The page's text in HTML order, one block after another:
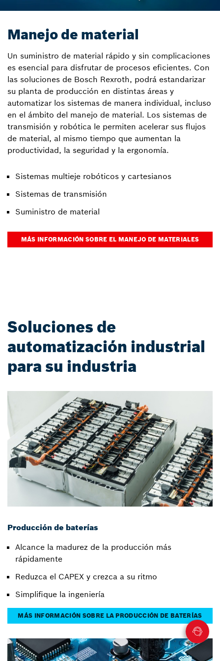
Manejo de material
Un suministro de material rápido y sin complicaciones
es esencial para disfrutar de procesos eficientes. Con
las soluciones de Bosch Rexroth, podrá estandarizar
su planta de producción en distintas áreas y
automatizar los sistemas de manera individual, incluso
en el ámbito del manejo de material. Los sistemas de
transmisión y robótica le permiten acelerar sus flujos
de material, al mismo tiempo que aumentan la
productividad, la seguridad y la ergonomía.
Sistemas multieje robóticos y cartesianos
Sistemas de transmisión
Suministro de material
MÁS INFORMACIÓN SOBRE EL MANEJO DE MATERIALES
Soluciones de
automatización industrial
para su industria
Producción de baterías
Alcance la madurez de la producción más
rápidamente
Reduzca el CAPEX y crezca a su ritmo
Simplifique la ingeniería
MÁS INFORMACIÓN SOBRE LA PRODUCCIÓN DE BATERÍAS